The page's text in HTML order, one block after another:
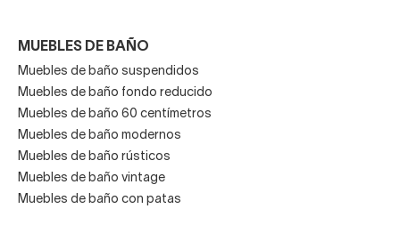
MUEBLES DE BAÑO
Muebles de baño suspendidos
Muebles de baño fondo reducido
Muebles de baño 60 centímetros
Muebles de baño modernos
Muebles de baño rústicos
Muebles de baño vintage
Muebles de baño con patas